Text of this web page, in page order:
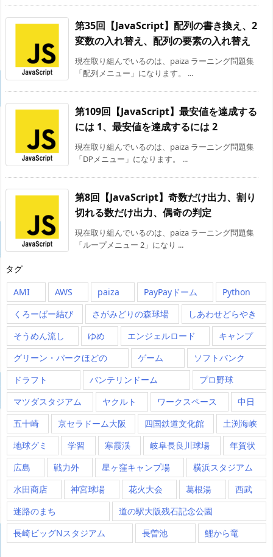
第35回【JavaScript】配列の書き換え、2
変数の入れ替え、配列の要素の入れ替え
現在取り組んでいるのは、paiza ラーニング問題集
「配列メニュー」になります。 ...
第109回【JavaScript】最安値を達成する
には 1、最安値を達成するには 2
現在取り組んでいるのは、paiza ラーニング問題集
「DPメニュー」になります。 ...
第8回【JavaScript】奇数だけ出力、割り
切れる数だけ出力、偶奇の判定
現在取り組んでいるのは、paiza ラーニング問題集
「ループメニュー 2」になり ...
タグ
AMI
AWS paiza PayPayドーム
Python
くろーばー結び
さがみどりの森球場
しあわせどらやき
そうめん流し
ゆめ エンジェルロード
キャンプ
グリーン・パークほどの
ゲーム
ソフトバンク
ドラフト
バンテリンドーム
プロ野球
マツダスタジアム
ヤクルト ワークスペース
中日
五十崎
京セラドーム大阪 四国鉄道文化館
土渕海峡
地球グミ
学習 寒霞渓 岐阜長良川球場
年賀状
広島
戦力外 星ヶ窪キャンプ場
横浜スタジアム
水田商店
神宮球場 花火大会 葛根湯
西武
迷路のまち
道の駅大阪残石記念公園
長崎ビッグNスタジアム
長曽池 鯉から竜